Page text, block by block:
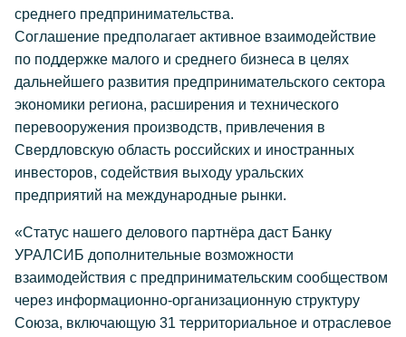
среднего предпринимательства.
Соглашение предполагает активное взаимодействие
по поддержке малого и среднего бизнеса в целях
дальнейшего развития предпринимательского сектора
экономики региона, расширения и технического
перевооружения производств, привлечения в
Свердловскую область российских и иностранных
инвесторов, содействия выходу уральских
предприятий на международные рынки.
«Статус нашего делового партнёра даст Банку
УРАЛСИБ дополнительные возможности
взаимодействия с предпринимательским сообществом
через информационно-организационную структуру
Союза, включающую 31 территориальное и отраслевое